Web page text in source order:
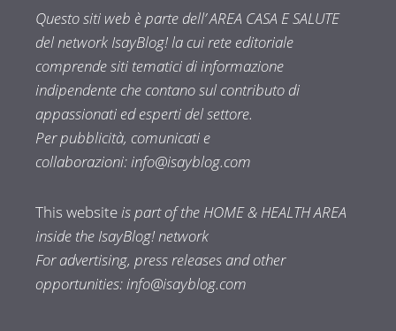
Questo siti web è parte dell’ AREA CASA E SALUTE
del network IsayBlog! la cui rete editoriale
comprende siti tematici di informazione
indipendente che contano sul contributo di
appassionati ed esperti del settore.
Per pubblicità, comunicati e
collaborazioni:info@isayblog.com
This websiteis part of the HOME & HEALTH AREA
inside the IsayBlog! network
For advertising, press releases and other
opportunities:info@isayblog.com